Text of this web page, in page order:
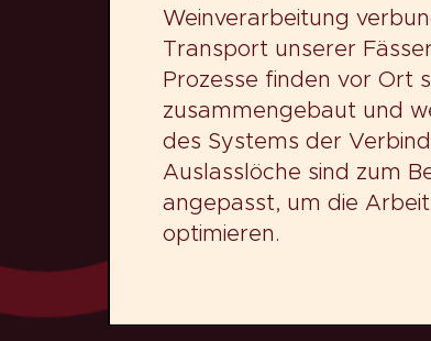
Weinverarbeitung
Transport unserer
Prozesse finden vor Ort
zusammengebaut und
des Systems der
Auslasslöche sind zum
angepasst, um die
optimieren.